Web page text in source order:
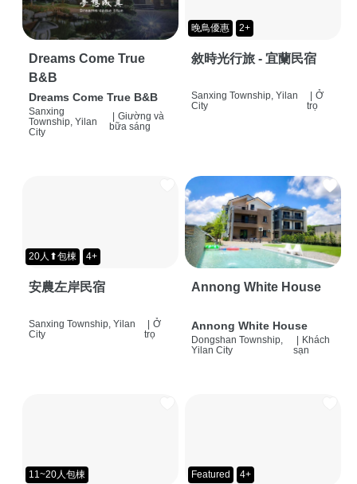
Dreams Come True
B&B
Dreams Come True B&B
Sanxing
Township, Yilan
City
Giường và
bữa sáng
晚鳥優惠 2+
敘時光行旅 - 宜蘭民宿
Sanxing Township, Yilan
City
| Ở
trọ
20人⬆包棟 4+
安農左岸民宿
Sanxing Township, Yilan
City
| Ở
trọ
Annong White House
Annong White House
Dongshan Township,
Yilan City
| Khách
sạn
11~20人包棟 Featured 4+